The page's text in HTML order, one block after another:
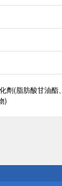
(脂肪酸甘油
)